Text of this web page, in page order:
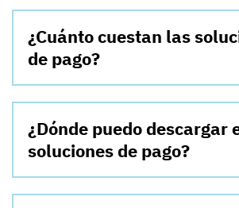
¿Cuánto cuestan las
de pago?
¿Dónde puedo descargar
soluciones de pago?